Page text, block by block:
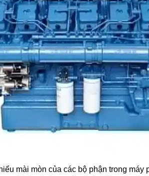
mài mòn của các bộ phận trong